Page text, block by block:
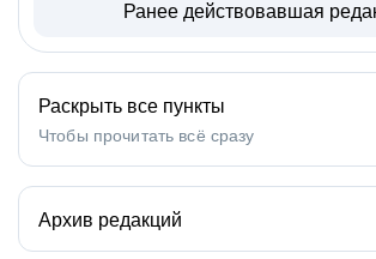
Ранее действовавшая
Раскрыть все пункты
Чтобы прочитать всё сразу
Архив редакций